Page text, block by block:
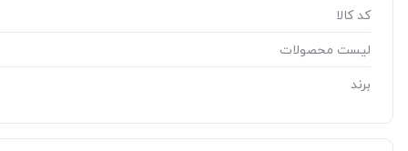
کد کالا
لیست محصولات
برند